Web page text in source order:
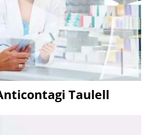
Taulell